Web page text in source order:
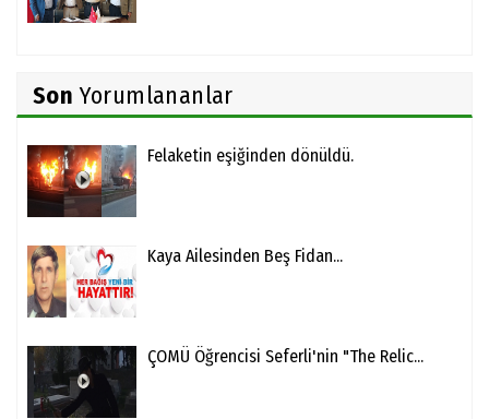
Son Yorumlananlar
Felaketin eşiğinden dönüldü.
Kaya Ailesinden Beş Fidan...
ÇOMÜ Öğrencisi Seferli'nin "The Relic...